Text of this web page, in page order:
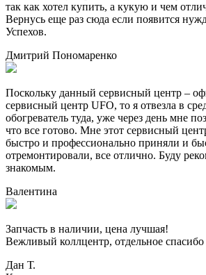
так как хотел купить, а кукую и чем
Вернусь еще раз сюда если появится
Успехов.
Дмитрий Пономаренко
Поскольку данный сервисный центр –
сервисный центр UFO, то я отвезла в
обогреватель туда, уже через день мне
что все готово. Мне этот сервисный
быстро и профессионально приняли и
отремонтировали, все отлично. Буду
знакомым.
Валентина
Запчасть в наличии, цена лучшая!
Вежливый коллцентр, отдельное
Дан Т.